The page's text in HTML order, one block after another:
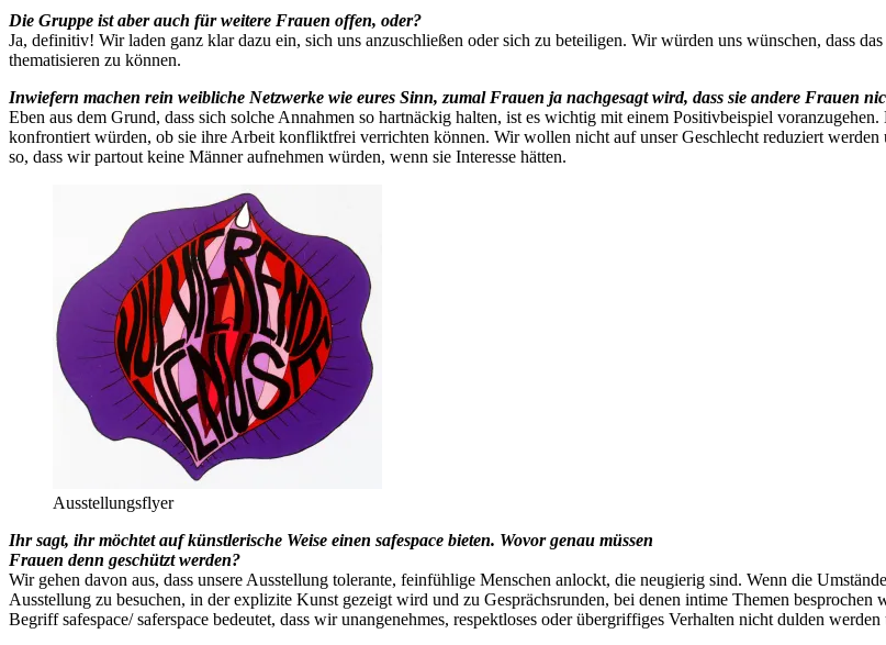
Die Gruppe ist aber auch für weitere Frauen offen, oder?
Ja, definitiv! Wir laden ganz klar dazu ein, sich uns anzuschließen oder sich zu beteiligen. Wir würden uns wünschen, dass
thematisieren zu können.
Inwiefern machen rein weibliche Netzwerke wie eures Sinn, zumal Frauen ja nachgesagt wird, dass sie andere Frauen
Eben aus dem Grund, dass sich solche Annahmen so hartnäckig halten, ist es wichtig mit einem Positivbeispiel
konfrontiert würden, ob sie ihre Arbeit konfliktfrei verrichten können. Wir wollen nicht auf unser Geschlecht reduziert werden
so, dass wir partout keine Männer aufnehmen würden, wenn sie Interesse hätten.
Ausstellungsflyer
Ihr sagt, ihr möchtet auf künstlerische Weise einen safespace bieten. Wovor genau müssen
Frauen denn geschützt werden?
Wir gehen davon aus, dass unsere Ausstellung tolerante, feinfühlige Menschen anlockt, die neugierig sind. Wenn die
Ausstellung zu besuchen, in der explizite Kunst gezeigt wird und zu Gesprächsrunden, bei denen intime Themen
Begriff safespace/ saferspace bedeutet, dass wir unangenehmes, respektloses oder übergriffiges Verhalten nicht dulden